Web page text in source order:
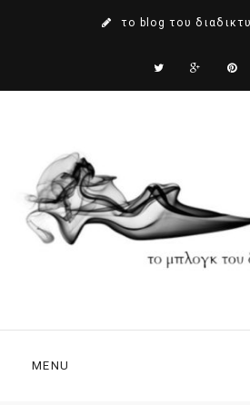
το blog του
MENU